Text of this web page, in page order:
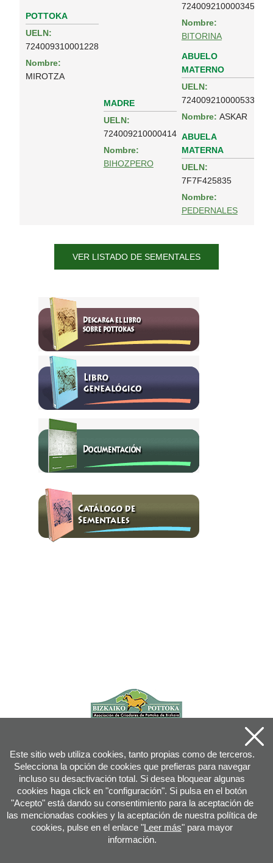
POTTOKA
UELN:
724009310001228
Nombre:
MIROTZA
724009210000345
Nombre:
BITORINA
MADRE
UELN:
724009210000414
Nombre:
BIHOZPERO
ABUELO
MATERNO
UELN:
724009210000533
Nombre: ASKAR
ABUELA
MATERNA
UELN:
7F7F425835
Nombre:
PEDERNALES
VER LISTADO DE SEMENTALES
Este sitio web utiliza cookies, tanto propias como de terceros.
Selecciona la opción de cookies que prefieras para navegar
incluso su desactivación total. Si desea bloquear algunas
cookies haga click en "configuración". Si pulsa en el botón
"Acepto" está dando su consentimiento para la aceptación de
las mencionadas cookies y la aceptación de nuestra política de
cookies, pulse en el enlace "Leer más" para mayor
información.